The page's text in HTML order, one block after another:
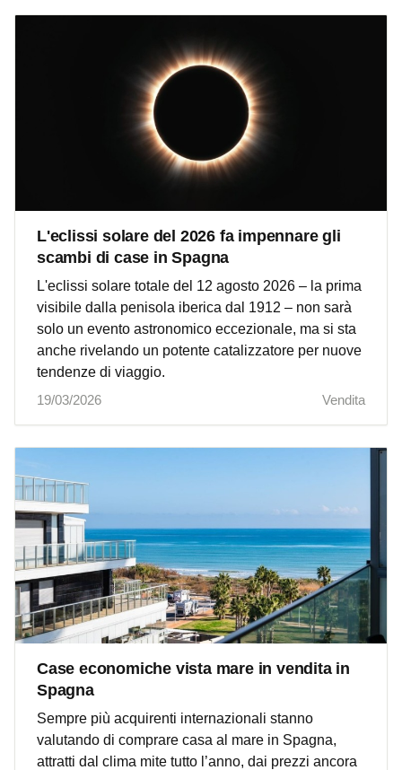
L'eclissi solare del 2026 fa impennare gli
scambi di case in Spagna
L'eclissi solare totale del 12 agosto 2026 – la prima
visibile dalla penisola iberica dal 1912 – non sarà
solo un evento astronomico eccezionale, ma si sta
anche rivelando un potente catalizzatore per nuove
tendenze di viaggio.
19/03/2026
Vendita
Case economiche vista mare in vendita in
Spagna
Sempre più acquirenti internazionali stanno
valutando di comprare casa al mare in Spagna,
attratti dal clima mite tutto l’anno, dai prezzi ancora